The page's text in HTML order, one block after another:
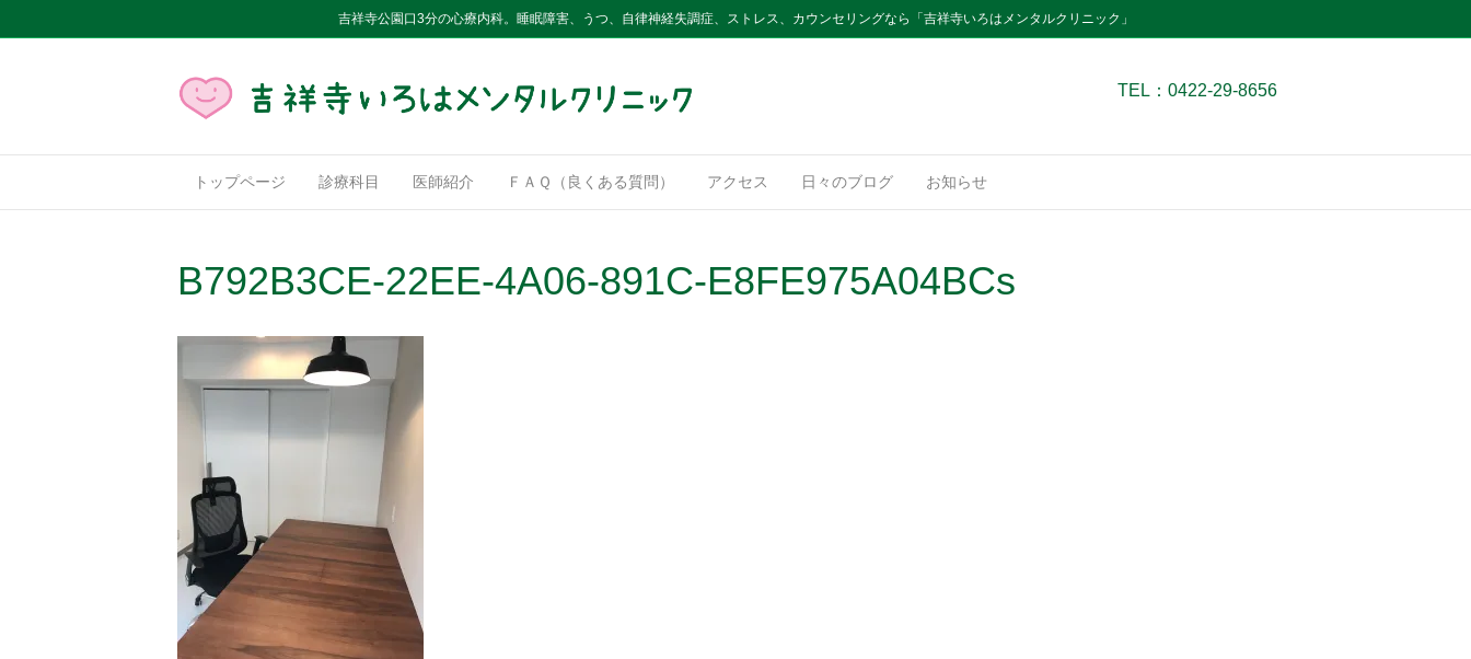
吉祥寺公園口3分の心療内科。睡眠障害、うつ、自律神経失調症、ストレス、カウンセリングなら「吉祥寺いろはメンタルクリニック」
TEL：0422-29-8656
トップページ 診療科目 医師紹介 ＦＡＱ（良くある質問） アクセス 日々のブログ お知らせ
B792B3CE-22EE-4A06-891C-E8FE975A04BCs